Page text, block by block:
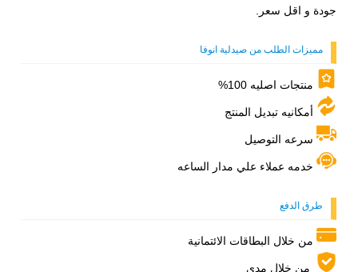
جودة و اقل سعر.
مميزات الطلب من صيدلية انوفا
منتجات اصليه 100%
أمكانيه تبديل المنتج
سرعه التوصيل
خدمه عملاء علي مدار الساعه
طرق الدفع
من خلال البطاقات الائتمانية
من خلال مدي